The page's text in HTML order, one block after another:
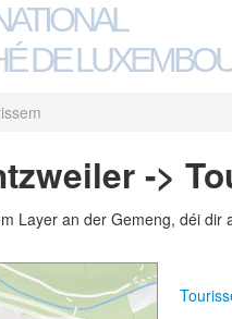
DE
->
Layer an der Gemeng, déi